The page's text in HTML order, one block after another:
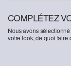
COMPLÉTEZ
Nous avons
votre look, de quoi faire